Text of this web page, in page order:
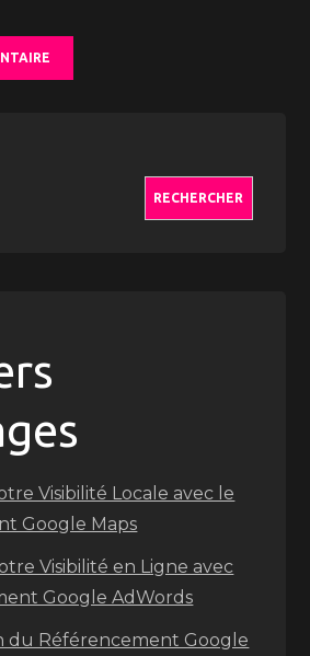
RECHERCHER
Visibilité Locale avec le
Google Maps
Visibilité en Ligne avec
Google AdWords
du Référencement Google